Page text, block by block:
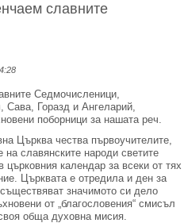
славните
Седмочисленици,
Горазд и Ангеларий,
поборници за нашата реч.
Църква чества първоучителите,
на славянските народи светите
календар за всеки от тях
Църквата е отредила и ден за
значимото си дело
от „благословения“ смисъл
обща духовна мисия.